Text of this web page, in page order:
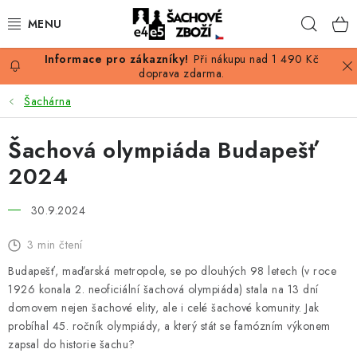
na
AKCE
ŠACHY
ŠACHOVÉ FIGURKY
ŠACHOVÉ KNIHY
ŠACHOVÝ ANTIKVARIÁT
Při nákupu nad 1 490 Kč
doprava zdarma.
Šachárna
Šachová olympiáda Budapešť
2024
30.9.2024
3 min čtení
Budapešť, maďarská metropole, se po dlouhých 98 letech (v roce
1926 konala 2. neoficiální šachová olympiáda) stala na 13 dní
domovem nejen šachové elity, ale i celé šachové komunity. Jak
probíhal 45. ročník olympiády, a který stát se famózním výkonem
zapsal do historie šachu?